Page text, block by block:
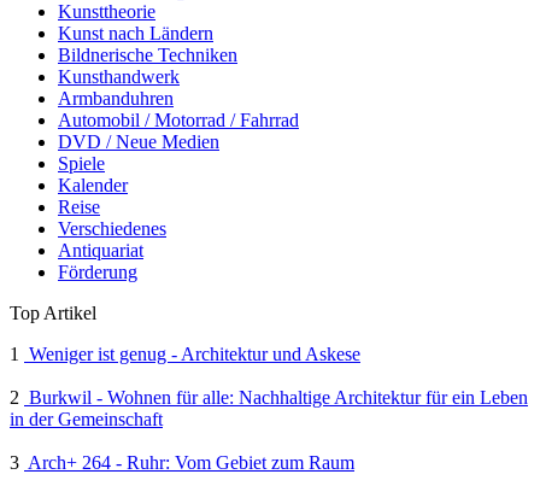
Kunsttheorie
Kunst nach Ländern
Bildnerische Techniken
Kunsthandwerk
Armbanduhren
Automobil / Motorrad / Fahrrad
DVD / Neue Medien
Spiele
Kalender
Reise
Verschiedenes
Antiquariat
Förderung
Top Artikel
1
Weniger ist genug - Architektur und Askese
2 Burkwil - Wohnen für alle: Nachhaltige Architektur für ein Leben
in der Gemeinschaft
3 Arch+ 264 - Ruhr: Vom Gebiet zum Raum